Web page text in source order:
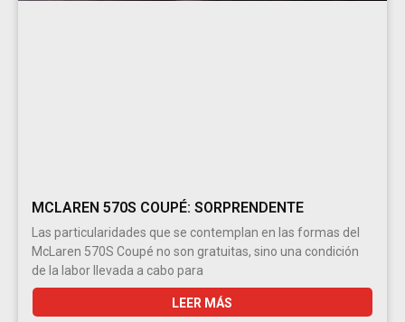
MCLAREN 570S COUPÉ: SORPRENDENTE
Las particularidades que se contemplan en las formas del
McLaren 570S Coupé no son gratuitas, sino una condición
de la labor llevada a cabo para
LEER MÁS